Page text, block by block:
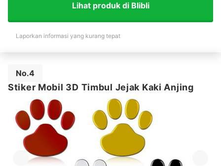
Lihat produk di Blibli
Laporkan informasi yang kurang tepat
No.4
Stiker Mobil 3D Timbul Jejak Kaki Anjing